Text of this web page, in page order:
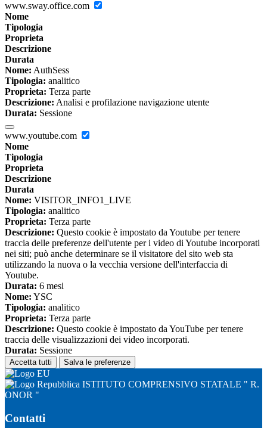
www.sway.office.com
Nome
Tipologia
Proprieta
Descrizione
Durata
Nome: AuthSess
Tipologia: analitico
Proprieta: Terza parte
Descrizione: Analisi e profilazione navigazione utente
Durata: Sessione
www.youtube.com
Nome
Tipologia
Proprieta
Descrizione
Durata
Nome: VISITOR_INFO1_LIVE
Tipologia: analitico
Proprieta: Terza parte
Descrizione: Questo cookie è impostato da Youtube per tenere
traccia delle preferenze dell'utente per i video di Youtube incorporati
nei siti; può anche determinare se il visitatore del sito web sta
utilizzando la nuova o la vecchia versione dell'interfaccia di
Youtube.
Durata: 6 mesi
Nome: YSC
Tipologia: analitico
Proprieta: Terza parte
Descrizione: Questo cookie è impostato da YouTube per tenere
traccia delle visualizzazioni dei video incorporati.
Durata: Sessione
Accetta tutti Salva le preferenze
ISTITUTO COMPRENSIVO STATALE " R.
ONOR "
Contatti